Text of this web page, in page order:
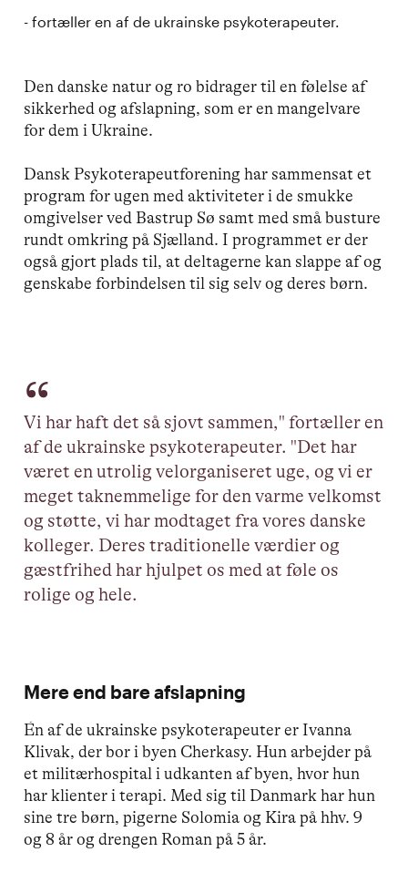
- fortæller en af de ukrainske psykoterapeuter.
Den danske natur og ro bidrager til en følelse af
sikkerhed og afslapning, som er en mangelvare
for dem i Ukraine.
Dansk Psykoterapeutforening har sammensat et
program for ugen med aktiviteter i de smukke
omgivelser ved Bastrup Sø samt med små busture
rundt omkring på Sjælland. I programmet er der
også gjort plads til, at deltagerne kan slappe af og
genskabe forbindelsen til sig selv og deres børn.
Vi har haft det så sjovt sammen," fortæller en
af de ukrainske psykoterapeuter. "Det har
været en utrolig velorganiseret uge, og vi er
meget taknemmelige for den varme velkomst
og støtte, vi har modtaget fra vores danske
kolleger. Deres traditionelle værdier og
gæstfrihed har hjulpet os med at føle os
rolige og hele.
Mere end bare afslapning
Én af de ukrainske psykoterapeuter er Ivanna
Klivak, der bor i byen Cherkasy. Hun arbejder på
et militærhospital i udkanten af byen, hvor hun
har klienter i terapi. Med sig til Danmark har hun
sine tre børn, pigerne Solomia og Kira på hhv. 9
og 8 år og drengen Roman på 5 år.